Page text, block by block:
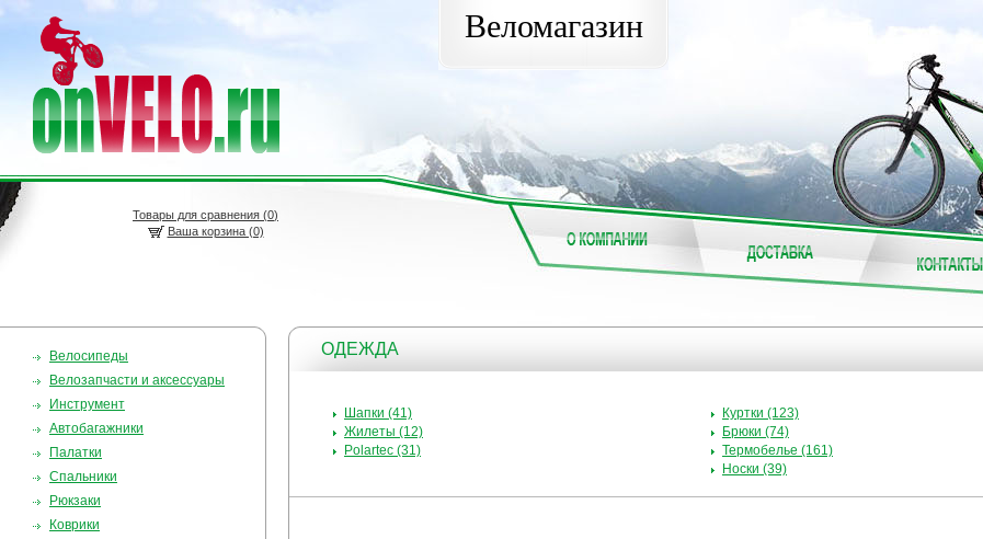
Веломагазин
Товары для сравнения (0)
Ваша корзина (0)
Велосипеды
Велозапчасти и аксессуары
Инструмент
Автобагажники
Палатки
Спальники
Рюкзаки
Коврики
ОДЕЖДА
Шапки (41)
Жилеты (12)
Polartec (31)
Куртки (123)
Брюки (74)
Термобелье (161)
Носки (39)